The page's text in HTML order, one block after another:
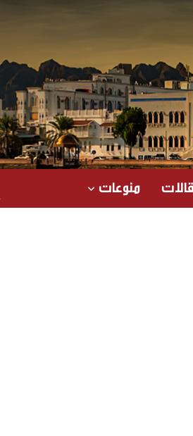
منوعات